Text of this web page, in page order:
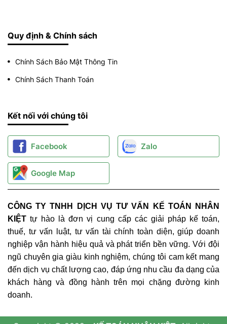
Quy định & Chính sách
Chính Sách Bảo Mật Thông Tin
Chính Sách Thanh Toán
Kết nối với chúng tôi
Facebook Zalo
Google Map
CÔNG TY TNHH DỊCH VỤ TƯ VẤN KẾ TOÁN NHÂN
KIỆT tự hào là đơn vị cung cấp các giải pháp kế toán,
thuế, tư vấn luật, tư vấn tài chính toàn diện, giúp doanh
nghiệp vận hành hiệu quả và phát triển bền vững. Với đội
ngũ chuyên gia giàu kinh nghiệm, chúng tôi cam kết mang
đến dịch vụ chất lượng cao, đáp ứng nhu cầu đa dạng của
khách hàng và đồng hành trên mọi chặng đường kinh
doanh.